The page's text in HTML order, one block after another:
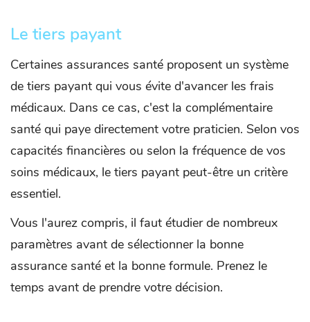
Le tiers payant
Certaines assurances santé proposent un système
de tiers payant qui vous évite d'avancer les frais
médicaux. Dans ce cas, c'est la complémentaire
santé qui paye directement votre praticien. Selon vos
capacités financières ou selon la fréquence de vos
soins médicaux, le tiers payant peut-être un critère
essentiel.
Vous l'aurez compris, il faut étudier de nombreux
paramètres avant de sélectionner la bonne
assurance santé et la bonne formule. Prenez le
temps avant de prendre votre décision.